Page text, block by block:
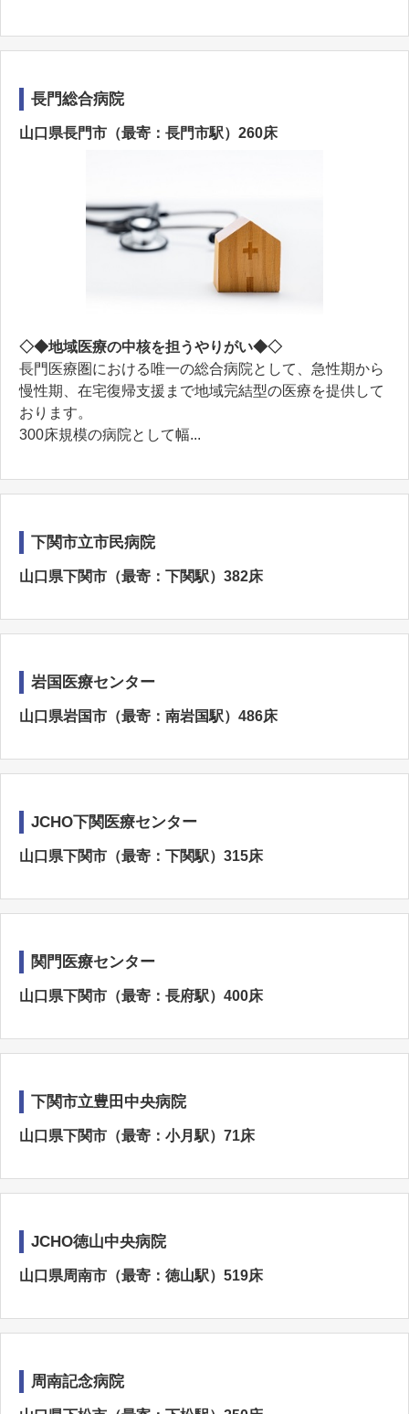
長門総合病院
山口県長門市（最寄：長門市駅）260床
◇◆地域医療の中核を担うやりがい◆◇
長門医療圏における唯一の総合病院として、急性期から
慢性期、在宅復帰支援まで地域完結型の医療を提供して
おります。
300床規模の病院として幅...
下関市立市民病院
山口県下関市（最寄：下関駅）382床
岩国医療センター
山口県岩国市（最寄：南岩国駅）486床
JCHO下関医療センター
山口県下関市（最寄：下関駅）315床
関門医療センター
山口県下関市（最寄：長府駅）400床
下関市立豊田中央病院
山口県下関市（最寄：小月駅）71床
JCHO徳山中央病院
山口県周南市（最寄：徳山駅）519床
周南記念病院